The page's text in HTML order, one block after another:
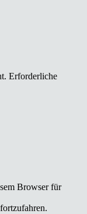
Erforderliche
Browser für